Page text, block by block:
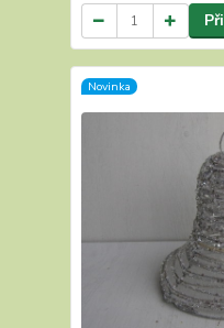
Novinka